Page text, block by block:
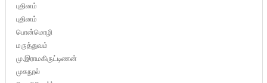
புதினம்
புதினம்
பொன்மொழி
மருத்துவம்
மு.இராமகிருட்டிணன்
முகநூல்